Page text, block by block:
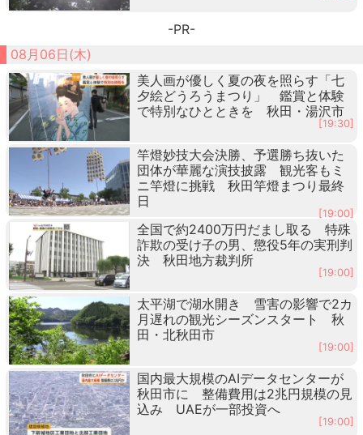
-PR-
08月06日(木)
美人画が優しく夏の夜を照らす「七
夕絵どうろうまつり」 鑑賞と体験
で特別なひとときを 秋田・湯沢市
[19:30]
竿燈妙技大会決勝、予選勝ち抜いた
団体が華麗な演技披露 観光客もミ
ニ竿燈に挑戦 秋田竿燈まつり最終
日
[19:00]
全国で約2400万円だまし取る 特殊
詐欺の受け子の男、懲役5年の実刑判
決 秋田地方裁判所
[19:00]
太平湖で湖水開き 雪害の影響で2カ
月遅れの観光シーズンスタート 秋
田・北秋田市
[19:00]
国内最大規模のAIデータセンターが
秋田市に 整備費用は2兆円規模の見
込み UAEが一部投資へ
[19:00]